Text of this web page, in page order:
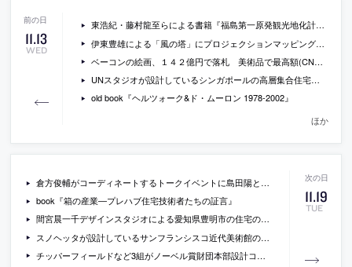
11.13
WED
東浩紀・藤村龍至らによる書籍『福島第一原発観光地化計画』
伊東豊雄による「風の塔」にプロジェクションマッピングが行われるそうです
ベーコンの絵画、１４２億円で落札 美術品で最高額(CNN.co.jp)
UNスタジオが設計しているシンガポールの高層集合住宅の画像
old book『ヘルツォーク&ド・ムーロン 1978-2002』
ほか
11.19
TUE
倉方俊輔がコーディネートするトークイベントに島田陽と「六甲の住居」の施主が出演[2013/11/20]
book『箱の産業―プレハブ住宅技術者たちの証言』
間宮晨一千デザインスタジオによる愛知県豊明市の住宅のオープンハウスが開催。[2013/11/23・24]
スノヘッタが設計しているサンフランシスコ近代美術館の新しい階段スペースの画像
チッパーフィールドなど3組がノーベル賞財団本部設計コンペで最終候補に選出。